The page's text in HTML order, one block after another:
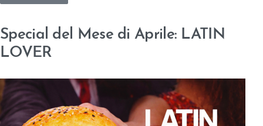
Special del Mese di Aprile: LATIN
LOVER